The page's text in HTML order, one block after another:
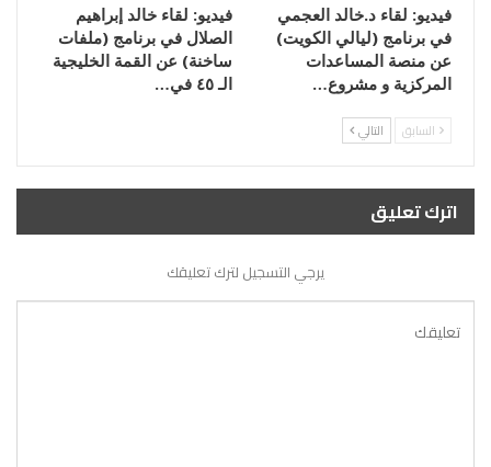
فيديو: لقاء د.خالد العجمي
في برنامج (ليالي الكويت)
عن منصة المساعدات
المركزية و مشروع…
فيديو: لقاء خالد إبراهيم
الصلال في برنامج (ملفات
ساخنة) عن القمة الخليجية
الـ ٤٥ في…
السابق التالي
اترك تعليق
يرجي التسجيل لترك تعليقك